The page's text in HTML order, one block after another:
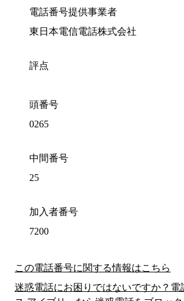
電話番号提供事業者
東日本電信電話株式会社
評点
頭番号
0265
中間番号
25
加入者番号
7200
この電話番号に関する情報はこちら
迷惑電話にお困りではないですか？電